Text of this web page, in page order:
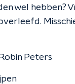
wel hebben?
Peters